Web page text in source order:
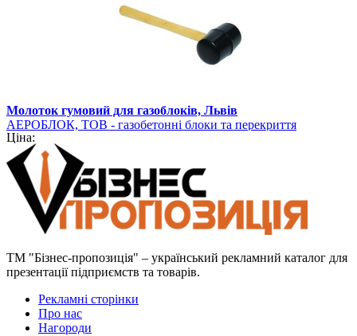
Молоток гумовий для газоблоків, Львів
АЕРОБЛОК, ТОВ - газобетонні блоки та перекриття
PORISTON
Ціна:
ТМ "Бізнес-пропозиція" – український рекламний каталог для
презентації підприємств та товарів.
Рекламні сторінки
Про нас
Нагороди